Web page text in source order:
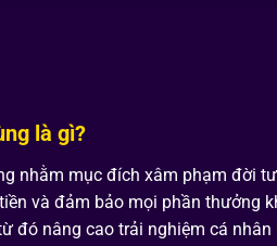
là gì?
nhằm mục đích xâm phạm đời
và đảm bảo mọi phần thưởng
đó nâng cao trải nghiệm cá